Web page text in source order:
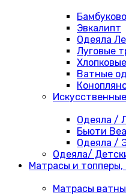
Эвкалипт
Одеяла
Луговые
Ватные
Одеяла /
Бьюти
Одеяла /
Одеяла/
Матрасы и
Матрасы